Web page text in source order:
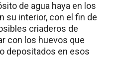
de agua haya en los
su interior, con el fin de
criaderos de
con los huevos que
depositados en esos